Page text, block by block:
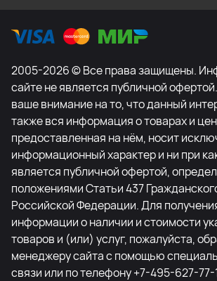
2005-2026 © Все права защищены.
сайте не является публичной
ваше внимание на то, что данный
также вся информация о товарах и
предоставленная на нём, носит
информационный характер и ни при
является публичной офертой,
положениями Статьи 437
Российской Федерации. Для
информации о наличии и стоимости
товаров и (или) услуг, пожалуйста,
менеджеру сайта с помощью
связи или по телефону +7-495-627-77-